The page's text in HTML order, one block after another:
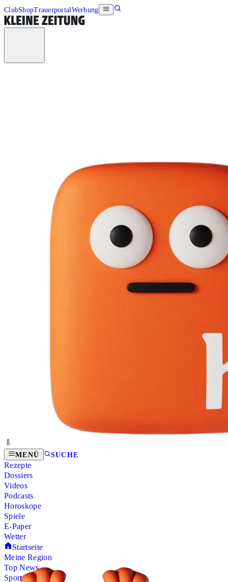
ClubShopTrauerportalWerbung
MENÜ SUCHE
Rezepte
Dossiers
Videos
Podcasts
Horoskope
Spiele
E-Paper
Wetter
Startseite
Meine Region
Top News
Sport